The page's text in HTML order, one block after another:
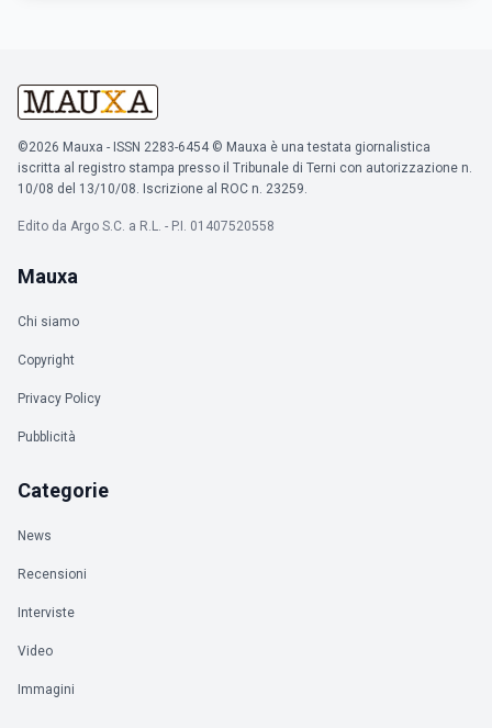
©2026 Mauxa - ISSN 2283-6454 © Mauxa è una testata giornalistica
iscritta al registro stampa presso il Tribunale di Terni con autorizzazione n.
10/08 del 13/10/08. Iscrizione al ROC n. 23259.
Edito da Argo S.C. a R.L. - P.I. 01407520558
Mauxa
Chi siamo
Copyright
Privacy Policy
Pubblicità
Categorie
News
Recensioni
Interviste
Video
Immagini